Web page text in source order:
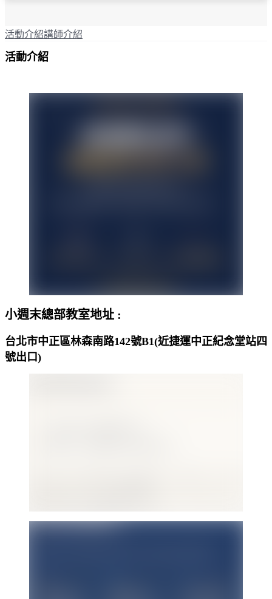
活動介紹講師介紹
活動介紹
小週末總部教室地址 :
台北市中正區林森南路142號B1(近捷運中正紀念堂站四
號出口)